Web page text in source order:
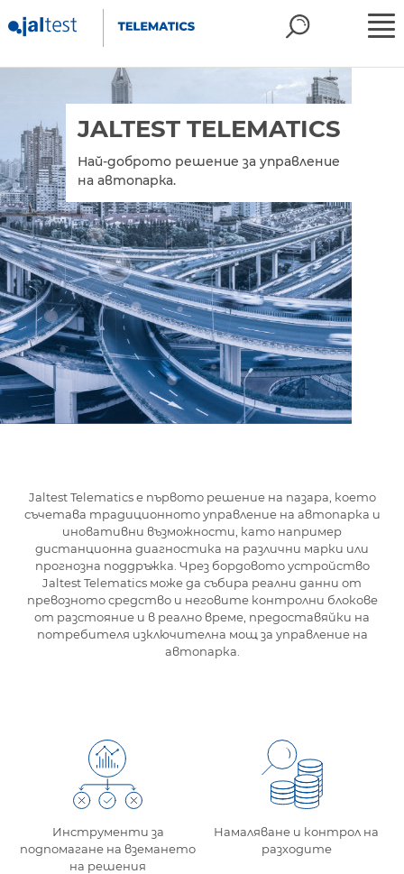
JALTEST TELEMATICS
Най-доброто решение за управление
на автопарка.
Jaltest Telematics е първото решение на пазара, което
съчетава традиционното управление на автопарка и
иновативни възможности, като например
дистанционна диагностика на различни марки или
прогнозна поддръжка. Чрез бордовото устройство
Jaltest Telematics може да събира реални данни от
превозното средство и неговите контролни блокове
от разстояние и в реално време, предоставяйки на
потребителя изключителна мощ за управление на
автопарка.
Инструменти за
подпомагане на вземането
на решения
Намаляване и контрол на
разходите